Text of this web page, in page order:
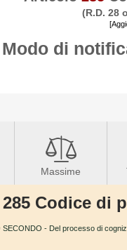
(R.D. 28
Modo di
Massime
Codice di
SECONDO - Del processo di